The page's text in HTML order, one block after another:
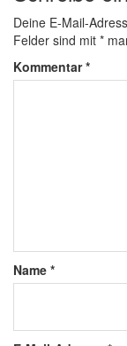
Deine E-Mail-
Felder sind mit *
Kommentar*
Name *